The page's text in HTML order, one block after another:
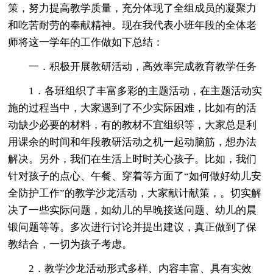
策，努力提高教学质量，充分体现了全组成员的凝聚力
和吃苦耐劳的奉献精神。现在我代表小班年段的全体老
师将这一学年的工作做如下总结：
一．积极开展教研活动，高效率完成教育教学任务
1．各班组织了丰富多彩的主题活动，在主题活动实
施的过程当中，大家遇到了不少实际困难，比如有的活
动缺少必要的材料，有的教材不宜组织等，大家总是利
用课余的时间和年段教研活动之机一起动脑筋，想办法
解决。另外，我们在生活上时时关心孩子。比如，我们
针对孩子的点心、午餐、穿着等方面了“如何做好幼儿安
全防护工作”的教学沙龙活动，大家献计献策，。切实解
决了一些实际问题，如幼儿的早晚接送问题、幼儿的晨
锻问题等等。多次进行讨论并提出建议，真正做到了保
教结合，一切为孩子考虑。
2．教学沙龙活动形式多样、内容丰富、具有实效